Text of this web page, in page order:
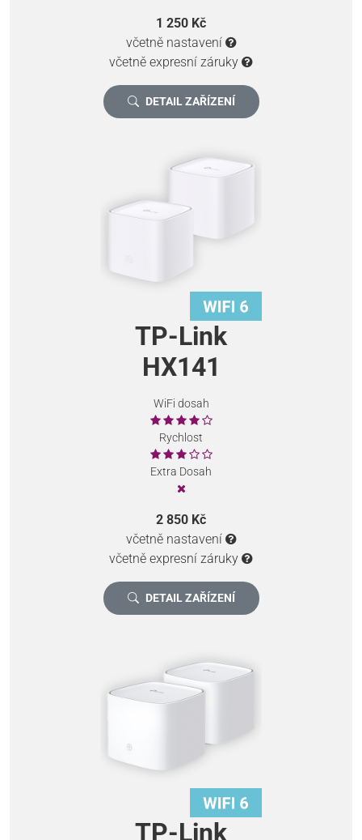
1 250 Kč
včetně nastavení
včetně expresní záruky
DETAIL ZAŘÍZENÍ
TP-Link
HX141
WiFi dosah
Rychlost
Extra Dosah
2 850 Kč
včetně nastavení
včetně expresní záruky
DETAIL ZAŘÍZENÍ
TP-Link